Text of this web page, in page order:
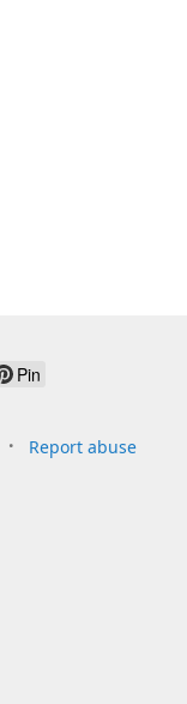
Pin
Report abuse